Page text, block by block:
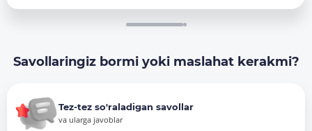
Savollaringiz bormi yoki maslahat kerakmi?
Tez-tez so'raladigan savollar
va ularga javoblar